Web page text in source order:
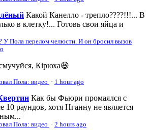
Какой Канелло - трепло????!!!... В
в клетку!... Готовь свои яйца и
У Пола перелом челюсти. И он бросил вызов
Кірюха😆
Пола: видео · 1 hour ago
Как бы Фьюри промаялся с
10 раундов, хотя Нганну не является
Пола: видео · 2 hours ago